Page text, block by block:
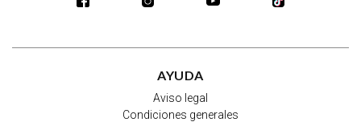
AYUDA
Aviso legal
Condiciones generales